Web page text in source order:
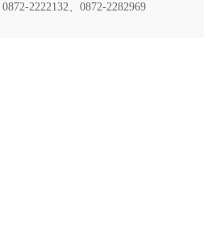
2222132、0872-2282969